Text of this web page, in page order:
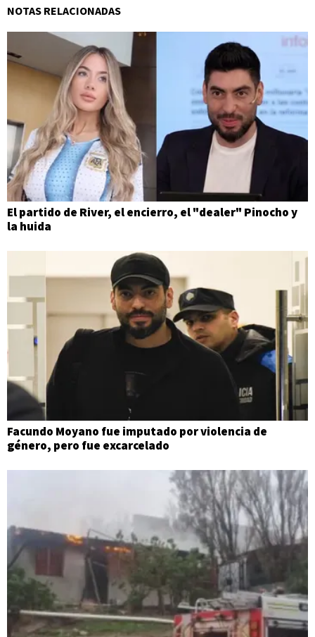
NOTAS RELACIONADAS
El partido de River, el encierro, el "dealer" Pinocho y
la huida
Facundo Moyano fue imputado por violencia de
género, pero fue excarcelado